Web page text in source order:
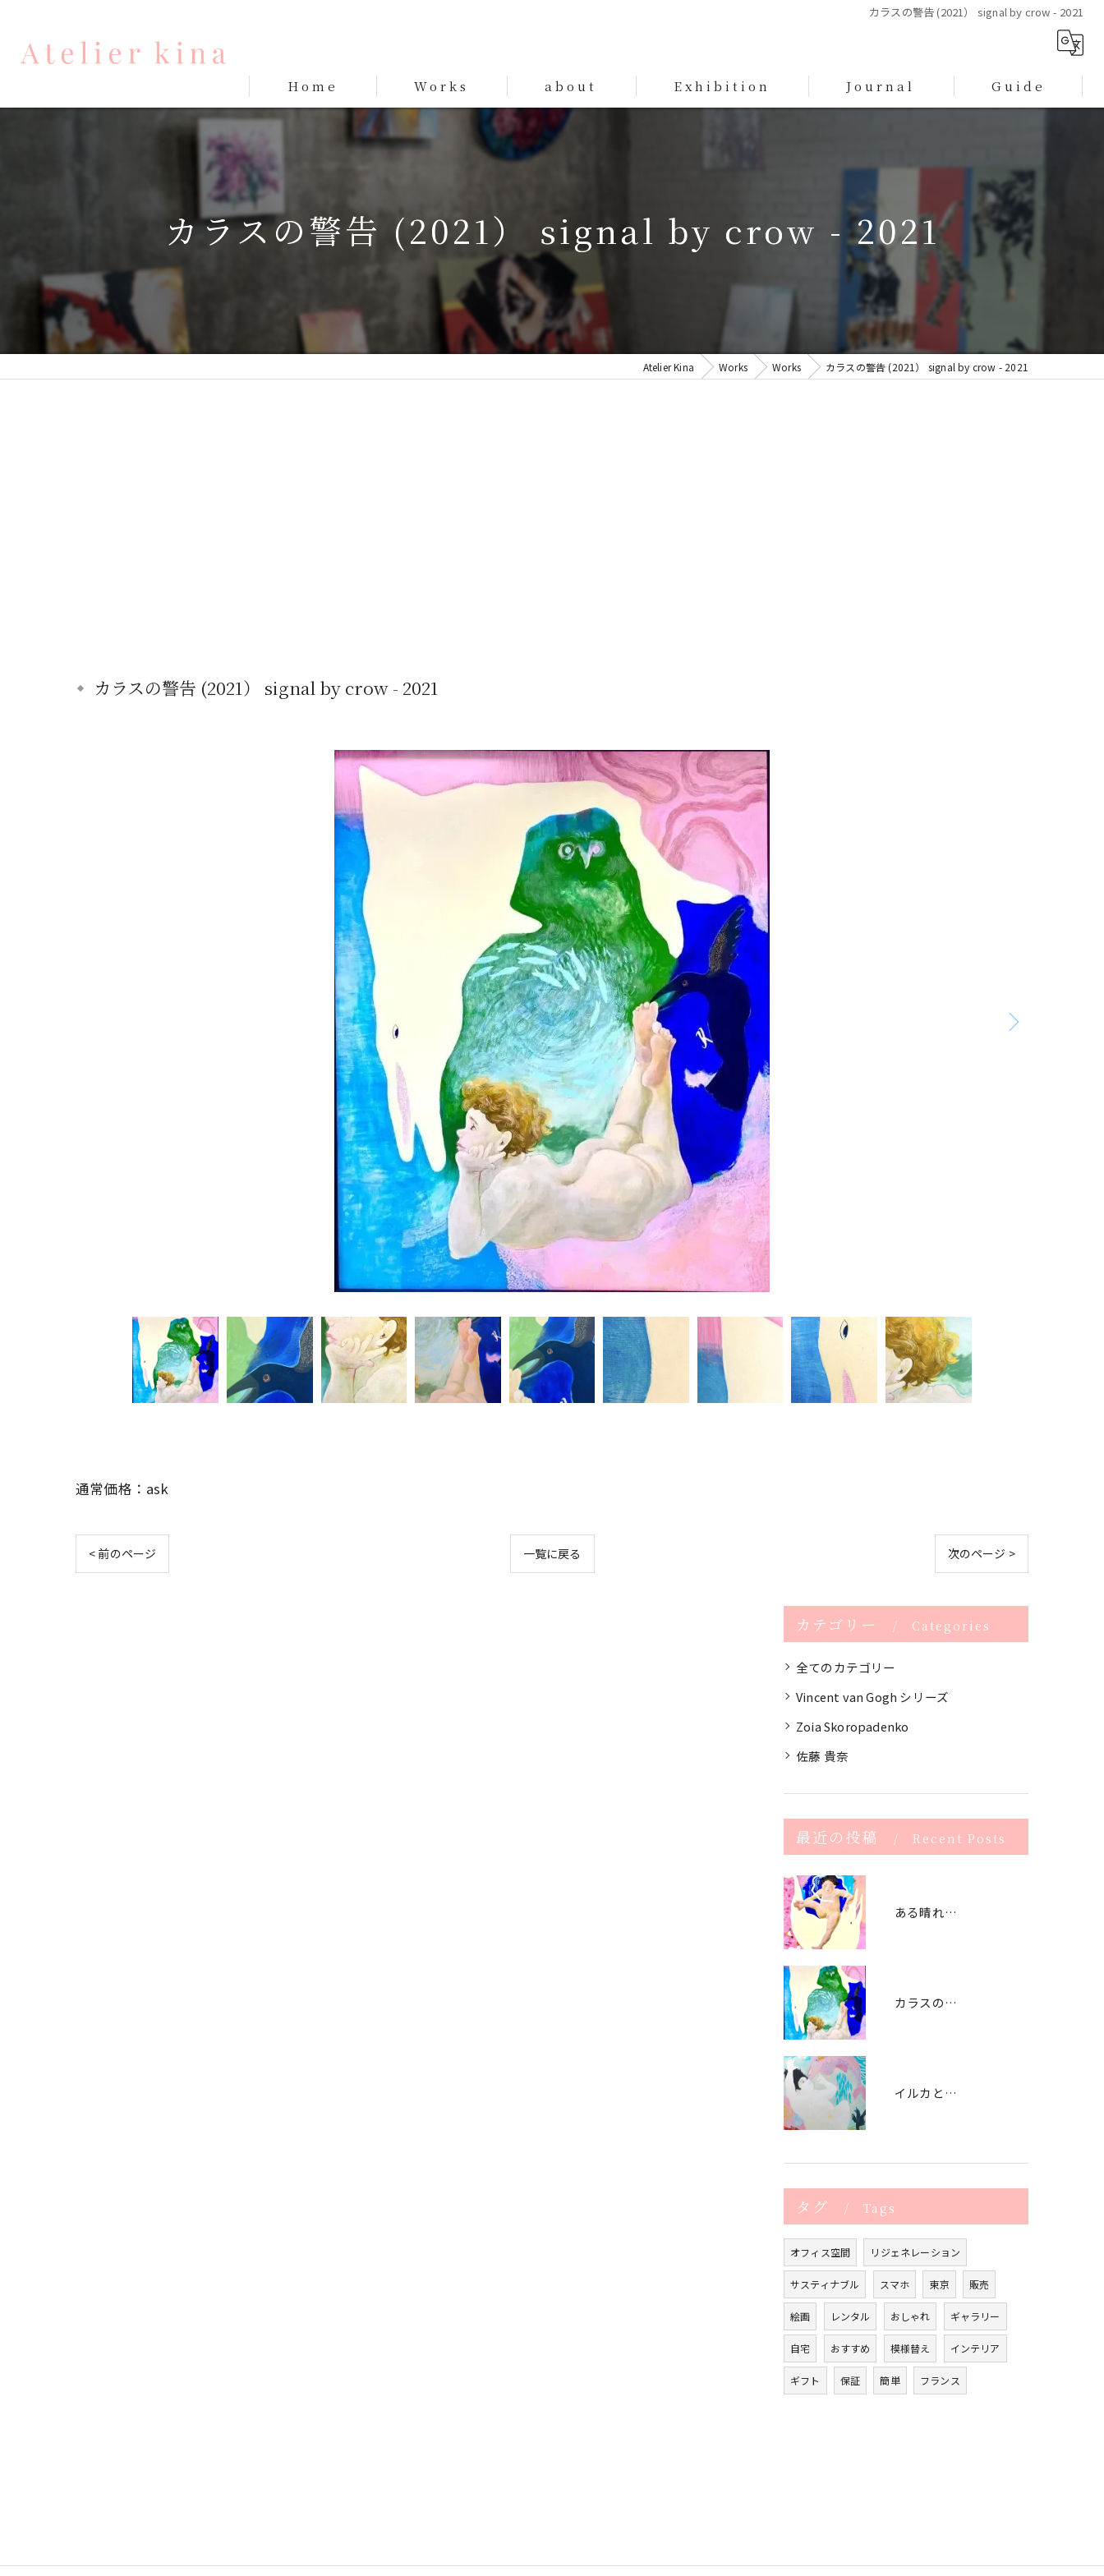
カラスの警告 (2021） signal by crow - 2021
Home Works
Works
about Exhibition Journal Guide
特定商取引に基づく表記
カラスの警告 (2021） signal by crow - 2021
Atelier Kina Works Works カラスの警告 (2021） signal by crow - 2021
カラスの警告 (2021） signal by crow - 2021
通常価格：ask
< 前のページ 一覧に戻る 次のページ >
カテゴリー Categories
全てのカテゴリー
Vincent van Gogh シリーズ
Zoia Skoropadenko
佐藤 貴奈
最近の投稿 Recent Posts
ある晴れた日曜日 (2021） The sunny Sunday -2021
カラスの警告 (2021） signal by crow - 2021
イルカと遊ぶ日（2020） playing with dolphin - 2020
タグ Tags
オフィス空間 リジェネレーション
サスティナブル スマホ 東京 販売
絵画 レンタル おしゃれ ギャラリー
自宅 おすすめ 模様替え インテリア
ギフト 保証 簡単 フランス